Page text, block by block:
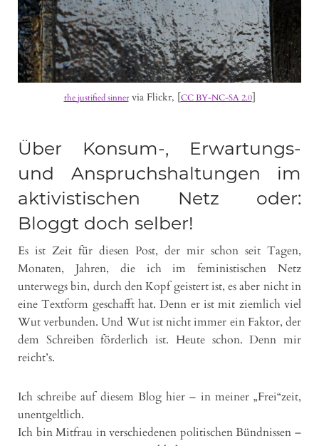
the justified sinnervia Flickr, [CC BY-NC-SA 2.0]
Über Konsum-, Erwartungs-
und Anspruchshaltungen im
aktivistischen Netz oder:
Bloggt doch selber!
Es ist Zeit für diesen Post, der mir schon seit Tagen,
Monaten, Jahren, die ich im feministischen Netz
unterwegs bin, durch den Kopf geistert ist, es aber nicht in
eine Textform geschafft hat. Denn er ist mit ziemlich viel
Wut verbunden. Und Wut ist nicht immer ein Faktor, der
dem Schreiben förderlich ist. Heute schon. Denn mir
reicht’s.
Ich schreibe auf diesem Blog hier – in meiner „Frei“zeit,
unentgeltlich.
Ich bin Mitfrau in verschiedenen politischen Bündnissen –